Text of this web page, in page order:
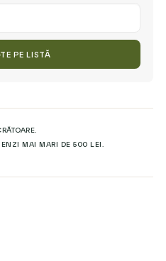
PE LISTĂ
MAI MARI DE 500 LEI.